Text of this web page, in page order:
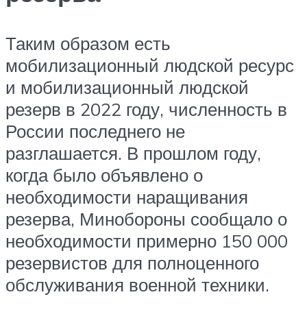
Таким образом есть
мобилизационный людской ресурс
и мобилизационный людской
резерв в 2022 году, численность в
России последнего не
разглашается. В прошлом году,
когда было объявлено о
необходимости наращивания
резерва, Минобороны сообщало о
необходимости примерно 150 000
резервистов для полноценного
обслуживания военной техники.